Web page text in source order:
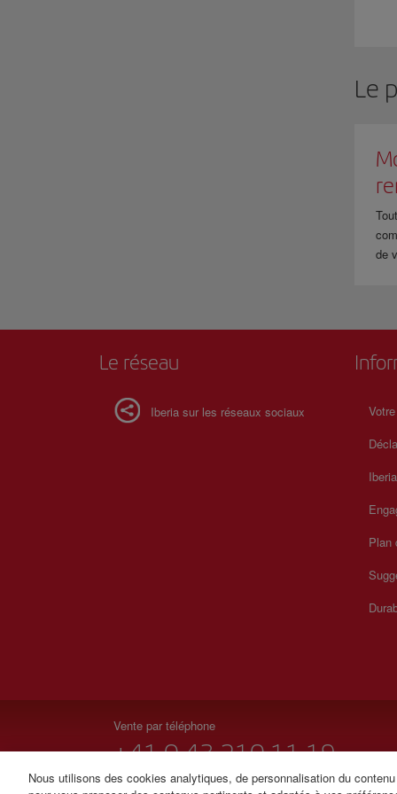
Le
de
Le réseau
Iberia sur les réseaux sociaux
Plan
Vente par téléphone
+41 0 43 210 11 19
Du lundi au dimanche de 09h00 à 20h00 (allemand et
Nous utilisons des cookies analytiques, de personnalisation du